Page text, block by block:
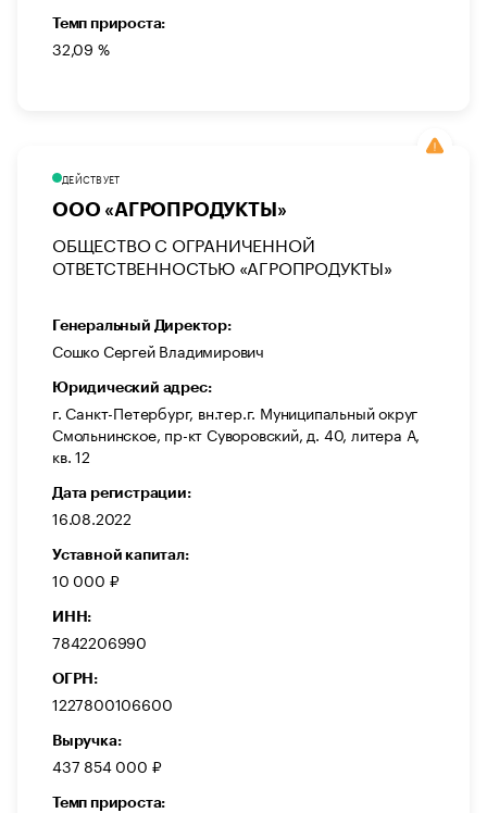
Темп прироста:
32,09 %
ДЕЙСТВУЕТ
ООО «АГРОПРОДУКТЫ»
ОБЩЕСТВО С ОГРАНИЧЕННОЙ
ОТВЕТСТВЕННОСТЬЮ «АГРОПРОДУКТЫ»
Генеральный Директор:
Сошко Сергей Владимирович
Юридический адрес:
г. Санкт-Петербург, вн.тер.г. Муниципальный округ
Смольнинское, пр-кт Суворовский, д. 40, литера А,
кв. 12
Дата регистрации:
16.08.2022
Уставной капитал:
10 000 ₽
ИНН:
7842206990
ОГРН:
1227800106600
Выручка:
437 854 000 ₽
Темп прироста: